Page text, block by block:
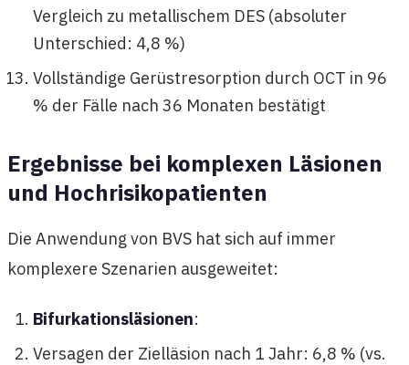
Vergleich zu metallischem DES (absoluter
Unterschied: 4,8 %)
Vollständige Gerüstresorption durch OCT in 96
% der Fälle nach 36 Monaten bestätigt
Ergebnisse bei komplexen Läsionen
und Hochrisikopatienten
Die Anwendung von BVS hat sich auf immer
komplexere Szenarien ausgeweitet:
Bifurkationsläsionen:
Versagen der Zielläsion nach 1 Jahr: 6,8 % (vs.